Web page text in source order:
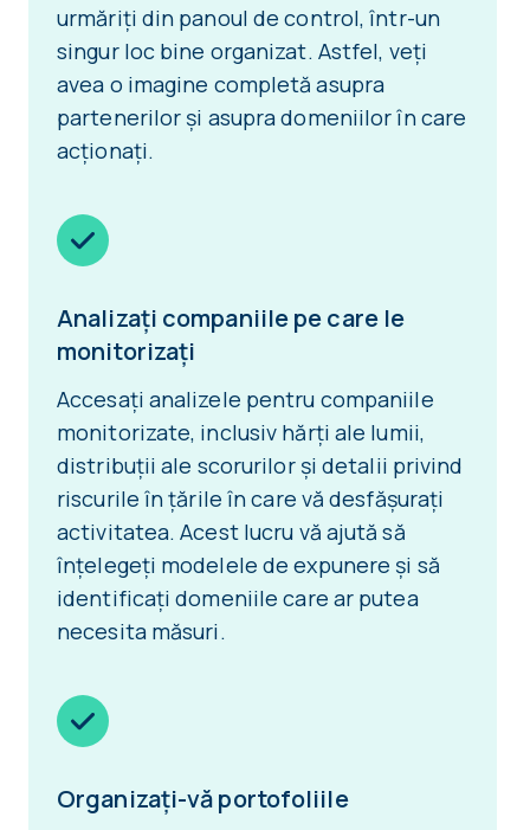
urmăriți din panoul de control, într-un
singur loc bine organizat. Astfel, veți
avea o imagine completă asupra
partenerilor și asupra domeniilor în care
acționați.
Analizați companiile pe care le
monitorizați
Accesați analizele pentru companiile
monitorizate, inclusiv hărți ale lumii,
distribuții ale scorurilor și detalii privind
riscurile în țările în care vă desfășurați
activitatea. Acest lucru vă ajută să
înțelegeți modelele de expunere și să
identificați domeniile care ar putea
necesita măsuri.
Organizați-vă portofoliile